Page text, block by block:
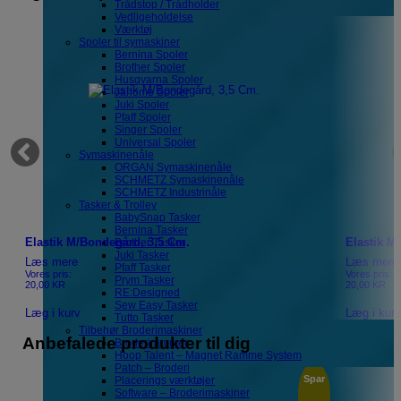
Trådstop / Trådholder
Vedligeholdelse
Værktøj
Spoler til symaskiner
Bernina Spoler
Brother Spoler
Husqvarna Spoler
Janome Spoler
Juki Spoler
Pfaff Spoler
Singer Spoler
Universal Spoler
Symaskinenåle
ORGAN Symaskinenåle
SCHMETZ Symaskinenåle
SCHMETZ Industrinåle
Tasker & Trolley
BabySnap Tasker
Bernina Tasker
Brother Tasker
Juki Tasker
Pfaff Tasker
Prym Tasker
RE:Designed
Sew Easy Tasker
Tutto Tasker
Tilbehør Broderimaskiner
Broderirammer
Hoop Talent – Magnet Ramme System
Patch – Broderi
Placerings værktøjer
Software – Broderimaskiner
Elastik M/Bondegård, 3,5 Cm.
Læs mere
Vores pris:
20,00 KR
Læg i kurv
Elastik
Læs mere
Vores pris:
20,00 KR
Læg i kurv
Anbefalede produkter til dig
Spar